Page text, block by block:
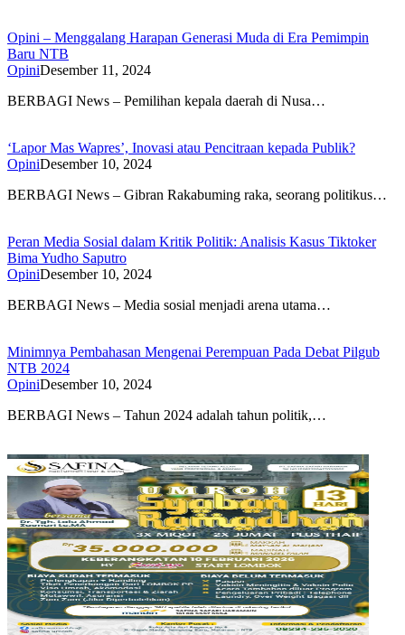
Opini – Menggalang Harapan Generasi Muda di Era Pemimpin
Baru NTB
OpiniDesember 11, 2024
BERBAGI News – Pemilihan kepala daerah di Nusa…
‘Lapor Mas Wapres’, Inovasi atau Pencitraan kepada Publik?
OpiniDesember 10, 2024
BERBAGI News – Gibran Rakabuming raka, seorang politikus…
Peran Media Sosial dalam Kritik Politik: Analisis Kasus Tiktoker
Bima Yudho Saputro
OpiniDesember 10, 2024
BERBAGI News – Media sosial menjadi arena utama…
Minimnya Pembahasan Mengenai Perempuan Pada Debat Pilgub
NTB 2024
OpiniDesember 10, 2024
BERBAGI News – Tahun 2024 adalah tahun politik,…